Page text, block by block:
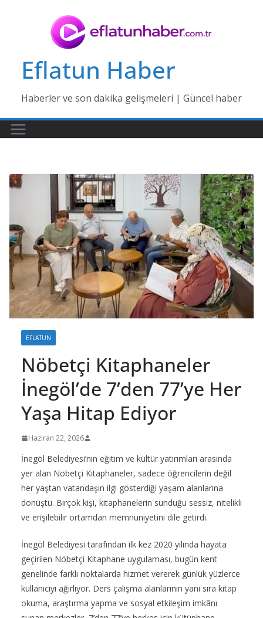
Eflatun Haber
Haberler ve son dakika gelişmeleri | Güncel haber
EFLATUN
Nöbetçi Kitaphaneler
İnegöl’de 7’den 77’ye Her
Yaşa Hitap Ediyor
Haziran 22, 2026
İnegöl Belediyesi’nin eğitim ve kültür yatırımları arasında
yer alan Nöbetçi Kitaphaneler, sadece öğrencilerin değil
her yaştan vatandaşın ilgi gösterdiği yaşam alanlarına
dönüştü. Birçok kişi, kitaphanelerin sunduğu sessiz, nitelikli
ve erişilebilir ortamdan memnuniyetini dile getirdi.
İnegöl Belediyesi tarafından ilk kez 2020 yılında hayata
geçirilen Nöbetçi Kitaphane uygulaması, bugün kent
genelinde farklı noktalarda hizmet vererek günlük yüzlerce
kullanıcıyı ağırlıyor. Ders çalışma alanlarının yanı sıra kitap
okuma, araştırma yapma ve sosyal etkileşim imkânı